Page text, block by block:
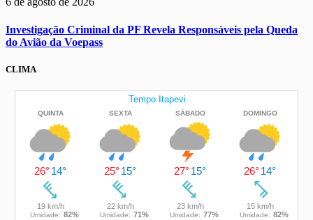
Investigação Criminal da PF Revela Responsáveis pela Queda
do Avião da Voepass
CLIMA